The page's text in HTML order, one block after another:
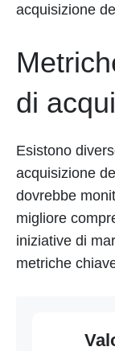
acquisizione
di
Esistono
acquisizione
dovrebbe
migliore
iniziative di
metriche